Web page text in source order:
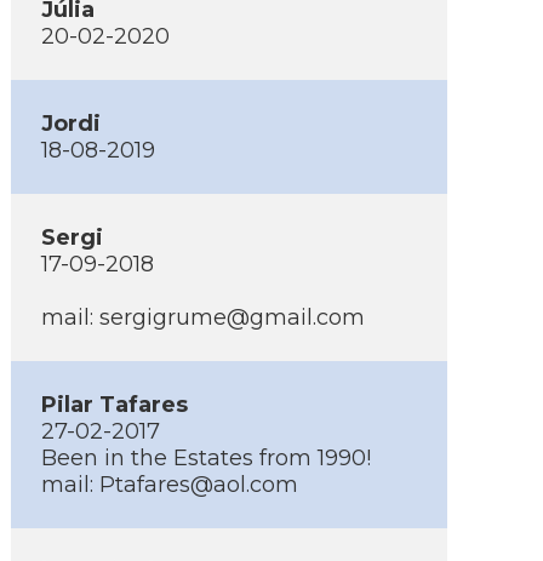
Júlia
20-02-2020
Jordi
18-08-2019
Sergi
17-09-2018
mail: sergigrume@gmail.com
Pilar Tafares
27-02-2017
Been in the Estates from 1990!
mail: Ptafares@aol.com